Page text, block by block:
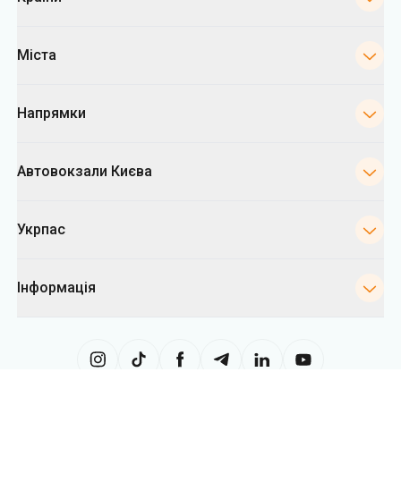
Міста
Напрямки
Автовокзали Києва
Укрпас
Інформація